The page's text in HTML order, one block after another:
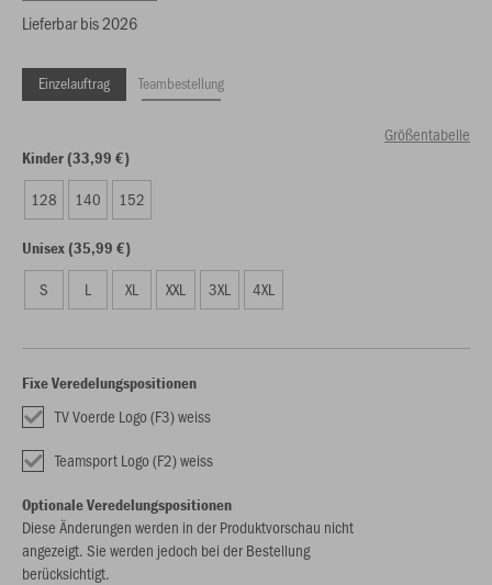
Lieferbar bis 2026
Einzelauftrag Teambestellung
Größentabelle
Kinder (33,99 €)
128 140 152
Unisex (35,99 €)
S L XL XXL 3XL 4XL
Fixe Veredelungspositionen
TV Voerde Logo (F3) weiss
Teamsport Logo (F2) weiss
Optionale Veredelungspositionen
Diese Änderungen werden in der Produktvorschau nicht
angezeigt. Sie werden jedoch bei der Bestellung
berücksichtigt.